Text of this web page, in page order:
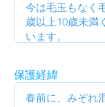
保護経緯